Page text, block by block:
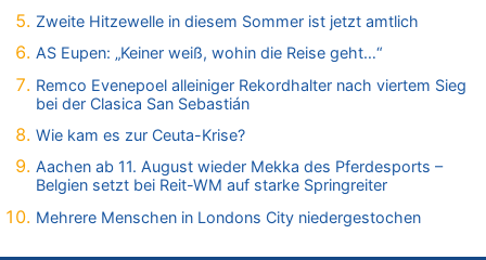
Leipzig, Mechernich und die Frage: Wer steckt hinter den
Drohnen mit Strengstoff? War es Russland?
08.08.2026 - 15:34 von JoKrings zu
Leipzig, Mechernich und die Frage: Wer steckt hinter den
Mehrere Menschen in Londons City niedergestochen
Leipzig, Mechernich und die Frage: Wer steckt hinter den
Zweite Hitzewelle in diesem Sommer ist jetzt amtlich
AS Eupen: „Keiner weiß, wohin die Reise geht…“
Remco Evenepoel alleiniger Rekordhalter nach viertem Sieg
bei der Clasica San Sebastián
Wie kam es zur Ceuta-Krise?
Aachen ab 11. August wieder Mekka des Pferdesports –
Belgien setzt bei Reit-WM auf starke Springreiter
Mehrere Menschen in Londons City niedergestochen